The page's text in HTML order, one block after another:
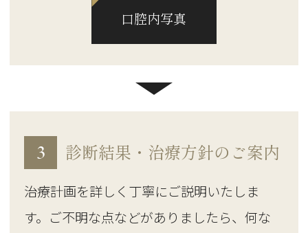
口腔内写真
3 診断結果・治療方針のご案内
治療計画を詳しく丁寧にご説明いたしま
す。ご不明な点などがありましたら、何な